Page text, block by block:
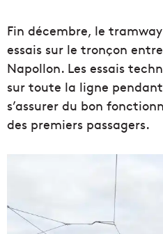
Fin décembre, le
essais sur le tronçon
Napollon. Les essais
sur toute la ligne
s’assurer du bon
des premiers passagers.